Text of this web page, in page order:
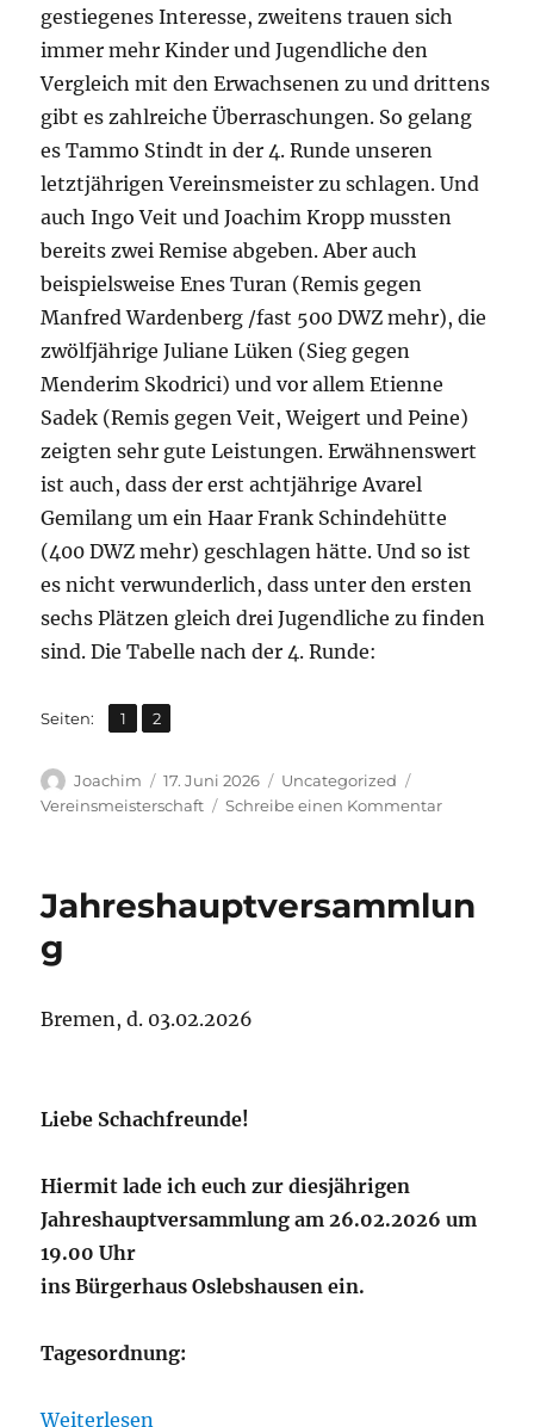
gestiegenes Interesse, zweitens trauen sich
immer mehr Kinder und Jugendliche den
Vergleich mit den Erwachsenen zu und drittens
gibt es zahlreiche Überraschungen. So gelang
es Tammo Stindt in der 4. Runde unseren
letztjährigen Vereinsmeister zu schlagen. Und
auch Ingo Veit und Joachim Kropp mussten
bereits zwei Remise abgeben. Aber auch
beispielsweise Enes Turan (Remis gegen
Manfred Wardenberg /fast 500 DWZ mehr), die
zwölfjährige Juliane Lüken (Sieg gegen
Menderim Skodrici) und vor allem Etienne
Sadek (Remis gegen Veit, Weigert und Peine)
zeigten sehr gute Leistungen. Erwähnenswert
ist auch, dass der erst achtjährige Avarel
Gemilang um ein Haar Frank Schindehütte
(400 DWZ mehr) geschlagen hätte. Und so ist
es nicht verwunderlich, dass unter den ersten
sechs Plätzen gleich drei Jugendliche zu finden
sind. Die Tabelle nach der 4. Runde:
Seiten: Seite
1 ,
Seite
2
Autor
Joachim
Veröffentlicht
am
17. Juni 2026 Kategorien
Uncategorized
Vereinsmeisterschaft
Schreibe einen Kommentarzu
der
Jahreshauptversammlun
g
Bremen, d. 03.02.2026
Liebe Schachfreunde!
Hiermit lade ich euch zur diesjährigen
Jahreshauptversammlung am 26.02.2026 um
19.00 Uhr
ins Bürgerhaus Oslebshausen ein.
Tagesordnung:
Weiterlesen